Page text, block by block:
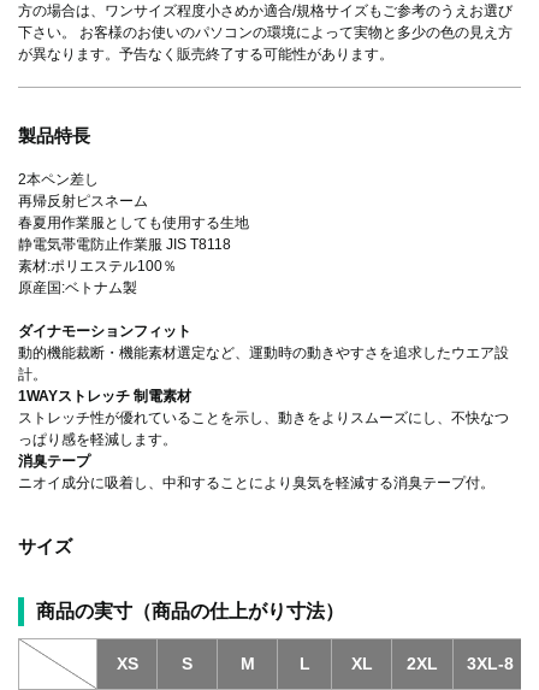
方の場合は、ワンサイズ程度小さめか適合/規格サイズもご参考のうえお選び
下さい。 お客様のお使いのパソコンの環境によって実物と多少の色の見え方
が異なります。予告なく販売終了する可能性があります。
製品特長
2本ペン差し
再帰反射ピスネーム
春夏用作業服としても使用する生地
静電気帯電防止作業服 JIS T8118
素材:ポリエステル100％
原産国:ベトナム製
ダイナモーションフィット
動的機能裁断・機能素材選定など、運動時の動きやすさを追求したウエア設
計。
1WAYストレッチ 制電素材
ストレッチ性が優れていることを示し、動きをよりスムーズにし、不快なつ
っぱり感を軽減します。
消臭テープ
ニオイ成分に吸着し、中和することにより臭気を軽減する消臭テープ付。
サイズ
商品の実寸（商品の仕上がり寸法）
XS S M L XL 2XL 3XL-8